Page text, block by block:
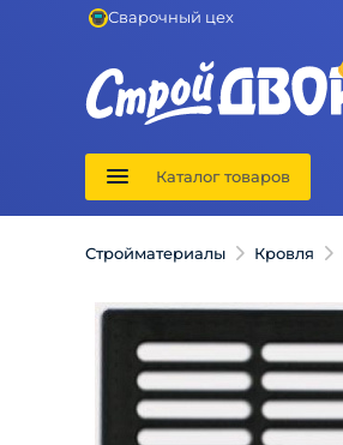
Сварочный цех
Каталог товаров
Стройматериалы Кровля